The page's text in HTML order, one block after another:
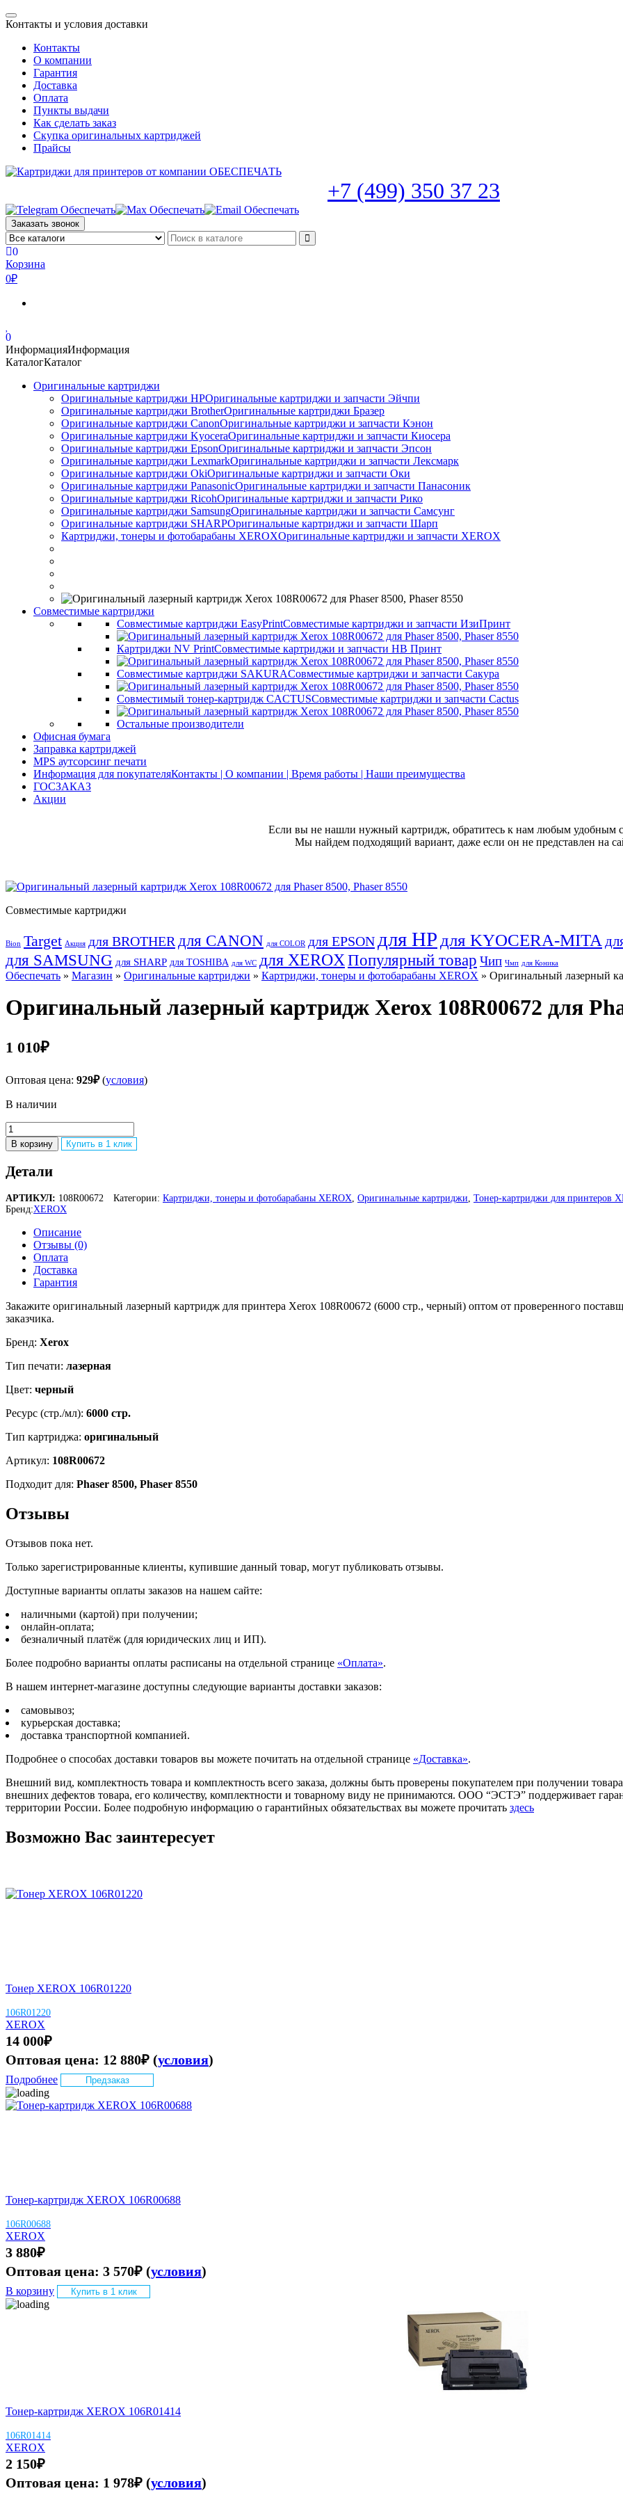
Skip
to
content
Toggle
navigation
Контакты и условия доставки
Контакты
О компании
Гарантия
Доставка
Оплата
Пункты выдачи
Как сделать заказ
Скупка оригинальных картриджей
Прайсы
+7 (499) 350 37 23
Заказать звонок
0
Корзина
0₽
0
ИнформацияИнформация
КаталогКаталог
Оригинальные картриджи
Оригинальные картриджи HPОригинальные картриджи и запчасти Эйчпи
Оригинальные картриджи BrotherОригинальные картриджи Бразер
Оригинальные картриджи CanonОригинальные картриджи и запчасти Кэнон
Оригинальные картриджи KyoceraОригинальные картриджи и запчасти Киосера
Оригинальные картриджи EpsonОригинальные картриджи и запчасти Эпсон
Оригинальные картриджи LexmarkОригинальные картриджи и запчасти Лексмарк
Оригинальные картриджи ОkiОригинальные картриджи и запчасти Оки
Оригинальные картриджи PanasonicОригинальные картриджи и запчасти Панасоник
Оригинальные картриджи RicohОригинальные картриджи и запчасти Рико
Оригинальные картриджи SamsungОригинальные картриджи и запчасти Самсунг
Оригинальные картриджи SHARPОригинальные картриджи и запчасти Шарп
Картриджи, тонеры и фотобарабаны XEROXОригинальные картриджи и запчасти XEROX
Совместимые картриджи
Совместимые картриджи EasyPrintСовместимые картриджи и запчасти ИзиПринт
Картриджи NV PrintСовместимые картриджи и запчасти НВ Принт
Совместимые картриджи SAKURAСовместимые картриджи и запчасти Сакура
Совместимый тонер-картридж CACTUSСовместимые картриджи и запчасти Cactus
Остальные производители
Офисная бумага
Заправка картриджей
MPS аутсорсинг печати
Информация для покупателяКонтакты | О компании | Время работы | Наши преимущества
ГОСЗАКАЗ
Акции
Если вы не нашли нужный картридж, обратитесь к нам любым удобным
Мы найдем подходящий вариант, даже если он не представлен на
Совместимые картриджи
Bion Target Акция для BROTHER для CANON для COLOR для EPSON для HP для KYOCERA-MITA
для SAMSUNG для SHARP для TOSHIBA для WC для XEROX Популярный товар Чип Чмп для Коника
Обеспечать » Магазин » Оригинальные картриджи » Картриджи, тонеры и фотобарабаны XEROX » Оригинальный лазерный
Оригинальный лазерный картридж Xerox 108R00672 для
1 010₽
Оптовая цена: 929₽(условия)
В наличии
Количество
товара
Оригинальный
лазерный
картридж
108R00672
для
Phaser
В корзину Купить в 1 клик
Детали
АРТИКУЛ: 108R00672 Категории: Картриджи, тонеры и фотобарабаны XEROX Оригинальные картриджи Тонер-картриджи для принтеров
Бренд:XEROX
Описание
Отзывы (0)
Оплата
Доставка
Гарантия
Закажите оригинальный лазерный картридж для принтера Xerox 108R00672 (6000 стр., черный) оптом от проверенного
заказчика.
Бренд: Xerox
Тип печати: лазерная
Цвет: черный
Ресурс (стр./мл): 6000 стр.
Тип картриджа: оригинальный
Артикул: 108R00672
Подходит для: Phaser 8500, Phaser 8550
Отзывы
Отзывов пока нет.
Только зарегистрированные клиенты, купившие данный товар, могут публиковать отзывы.
Доступные варианты оплаты заказов на нашем сайте:
наличными (картой) при получении;
онлайн-оплата;
безналичный платёж (для юридических лиц и ИП).
Более подробно варианты оплаты расписаны на отдельной странице «Оплата».
В нашем интернет-магазине доступны следующие варианты доставки заказов:
самовывоз;
курьерская доставка;
доставка транспортной компанией.
Подробнее о способах доставки товаров вы можете почитать на отдельной странице «Доставка».
Внешний вид, комплектность товара и комплектность всего заказа, должны быть проверены покупателем при получении
внешних дефектов товара, его количеству, комплектности и товарному виду не принимаются. ООО “ЭСТЭ” поддерживает
территории России. Более подробную информацию о гарантийных обязательствах вы можете прочитать здесь
Возможно Вас заинтересует
Тонер XEROX 106R01220
106R01220
XEROX
14 000₽
Оптовая цена: 12 880₽ (условия)
Подробнее Предзаказ
Тонер-картридж XEROX 106R00688
106R00688
XEROX
3 880₽
Оптовая цена: 3 570₽ (условия)
В корзину Купить в 1 клик
Тонер-картридж XEROX 106R01414
106R01414
XEROX
2 150₽
Оптовая цена: 1 978₽ (условия)